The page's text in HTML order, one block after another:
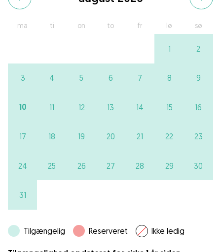
ma ti on to fr lø sø
1 2
3 4 5 6 7 8 9
10 11 12 13 14 15 16
17 18 19 20 21 22 23
24 25 26 27 28 29 30
31
Tilgængelig Reserveret Ikke ledig